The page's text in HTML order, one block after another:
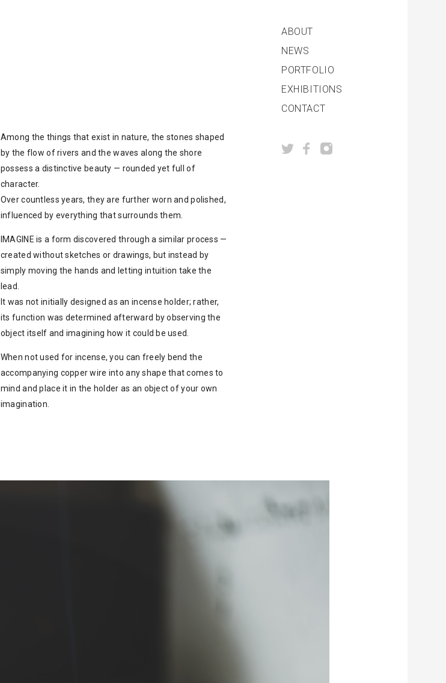
ABOUT
NEWS
PORTFOLIO
EXHIBITIONS
CONTACT
Among the things that exist in nature, the stones shaped
by the flow of rivers and the waves along the shore
possess a distinctive beauty — rounded yet full of
character.
Over countless years, they are further worn and polished,
influenced by everything that surrounds them.
IMAGINE is a form discovered through a similar process —
created without sketches or drawings, but instead by
simply moving the hands and letting intuition take the
lead.
It was not initially designed as an incense holder; rather,
its function was determined afterward by observing the
object itself and imagining how it could be used.
When not used for incense, you can freely bend the
accompanying copper wire into any shape that comes to
mind and place it in the holder as an object of your own
imagination.